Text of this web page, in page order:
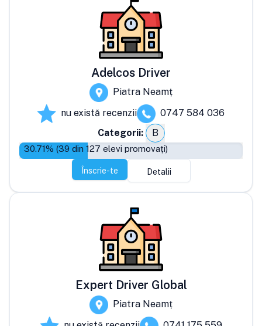
Adelcos Driver
Piatra Neamț
nu există recenzii
0747 584 036
Categorii:
B
30.71% (39 din 127 elevi promovați)
Înscrie-te Detalii
Expert Driver Global
Piatra Neamț